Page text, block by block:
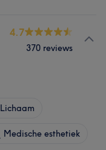
4.7
370 reviews
Lichaam
Medische esthetiek